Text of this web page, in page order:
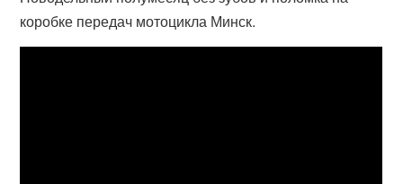
коробке передач мотоцикла Минск.